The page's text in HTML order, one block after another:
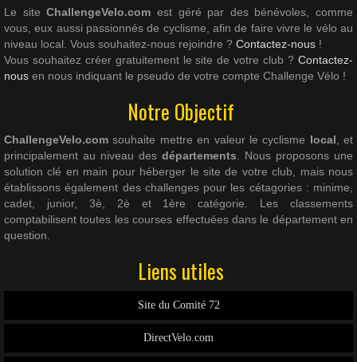
Le siteChallengeVelo.com est géré par des bénévoles, comme
vous, eux aussi passionnés de cyclisme, afin de faire vivre le vélo au
niveau local. Vous souhaitez-nous rejoindre ? Contactez-nous !
Vous souhaitez créer gratuitement le site de votre club ? Contactez-
nous en nous indiquant le pseudo de votre compte Challenge Vélo !
Notre Objectif
ChallengeVelo.com souhaite mettre en valeur le cyclisme local, et
principalement au niveau des départements. Nous proposons une
solution clé en main pour héberger le site de votre club, mais nous
établissons également des challenges pour les cétagories : minime,
cadet, junior, 3è, 2è et 1ère catégorie. Les classements
comptabilisent toutes les courses effectuées dans le département en
question.
Liens utiles
Site du Comité 72
DirectVelo.com